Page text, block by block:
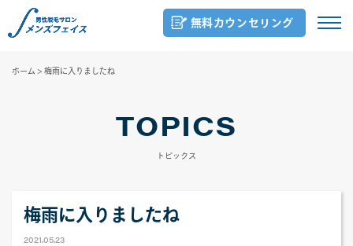
無料カウンセリング
ホーム > 梅雨に入りましたね
TOPICS
トピックス
梅雨に入りましたね
2021.05.23